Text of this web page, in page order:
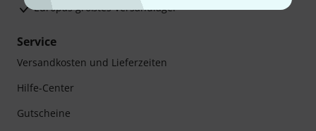
Europas größtes Versandlager
Service
Versandkosten und Lieferzeiten
Hilfe-Center
Gutscheine